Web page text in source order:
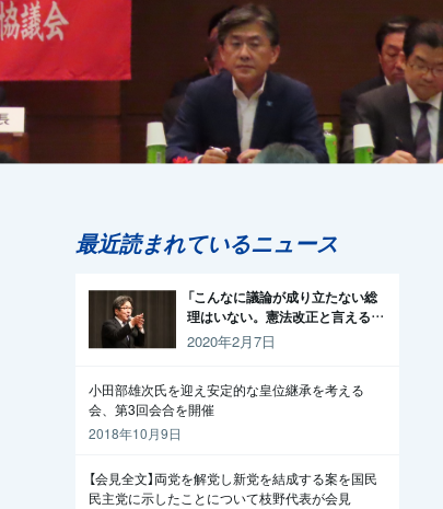
最近読まれているニュース
「こんなに議論が成り立たない総
理はいない。憲法改正と言える資
格がどこにある。市民と野党の力
で引きずり下ろそう」杉尾議員
2020年2月7日
小田部雄次氏を迎え安定的な皇位継承を考える
会、第3回会合を開催
2018年10月9日
【会見全文】両党を解党し新党を結成する案を国民
民主党に示したことについて枝野代表が会見